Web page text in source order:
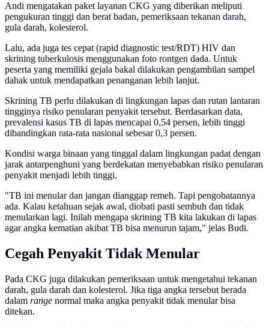
Andi mengatakan paket layanan CKG yang diberikan meliputi
pengukuran tinggi dan berat badan, pemeriksaan tekanan darah,
gula darah, kolesterol.
Lalu, ada juga tes cepat (rapid diagnostic test/RDT) HIV dan
skrining tuberkulosis menggunakan foto rontgen dada. Untuk
peserta yang memiliki gejala bakal dilakukan pengambilan sampel
dahak untuk mendapatkan penanganan lebih lanjut.
Skrining TB perlu dilakukan di lingkungan lapas dan rutan lantaran
tingginya risiko penularan penyakit tersebut. Berdasarkan data,
prevalensi kasus TB di lapas mencapai 0,54 persen, lebih tinggi
dibandingkan rata-rata nasional sebesar 0,3 persen.
Kondisi warga binaan yang tinggal dalam lingkungan padat dengan
jarak antarpenghuni yang berdekatan menyebabkan risiko penularan
penyakit menjadi lebih tinggi.
"TB ini menular dan jangan dianggap remeh. Tapi pengobatannya
ada. Kalau ketahuan sejak awal, diobati pasti sembuh dan tidak
menularkan lagi. Inilah mengapa skrining TB kita lakukan di lapas
agar angka kematian akibat TB bisa menurun tajam," jelas Budi.
Cegah Penyakit Tidak Menular
Pada CKG juga dilakukan pemeriksaan untuk mengetahui tekanan
darah, gula darah dan kolesterol. Jika tiga angka tersebut berada
dalam range normal maka angka penyakit tidak menular bisa
ditekan.